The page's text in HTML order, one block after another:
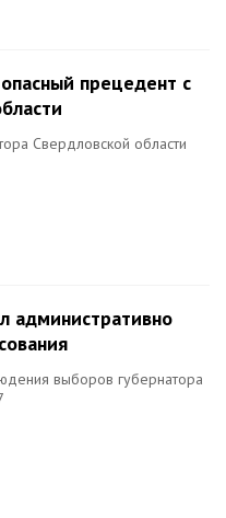
прецедент с
Свердловской области
административно
выборов губернатора